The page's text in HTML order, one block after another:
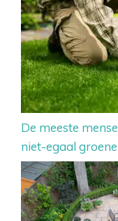
De meeste
niet-egaal